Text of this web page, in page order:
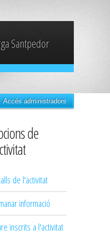
Santpedor
Accés administradors
de
de l'activitat
informació
inscrits a l'activitat